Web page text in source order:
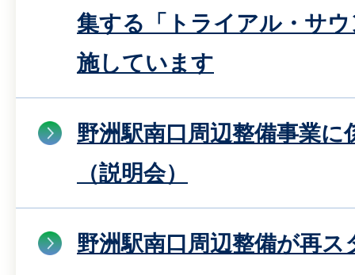
集する「トライアル・サ
施しています
野洲駅南口周辺整備事業に
（説明会）
野洲駅南口周辺整備が再